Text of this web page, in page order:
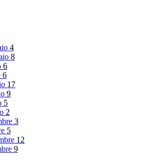
4
8
6
6
17
9
5
2
3
5
12
9